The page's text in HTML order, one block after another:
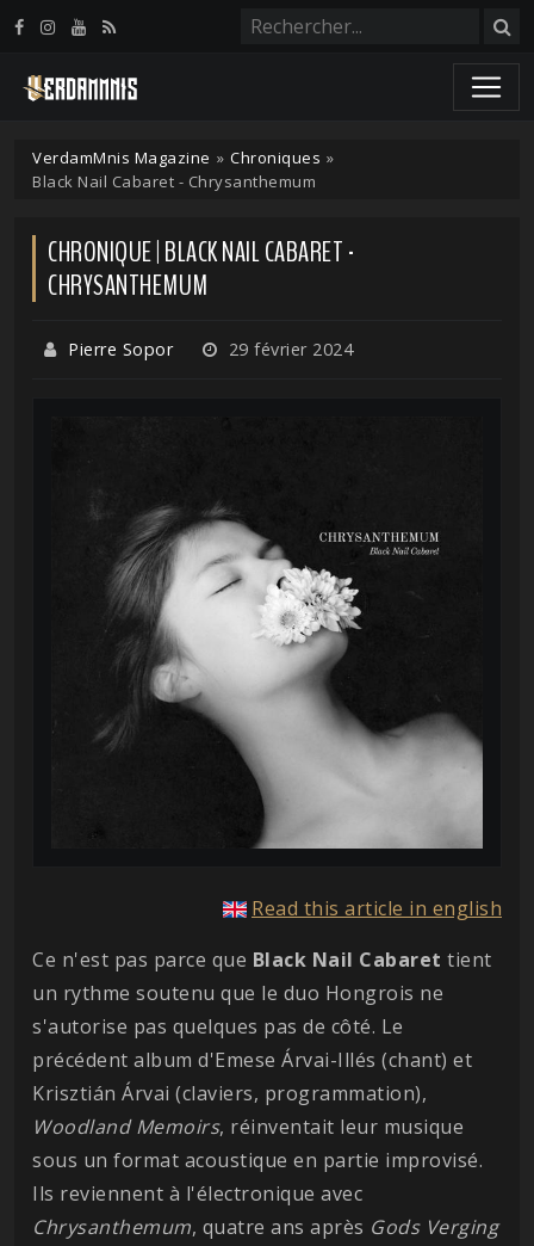
VerdamMnis Magazine » Chroniques »
Black Nail Cabaret - Chrysanthemum
CHRONIQUE | BLACK NAIL CABARET -
CHRYSANTHEMUM
Pierre Sopor 29 février 2024
Read this article in english
Ce n'est pas parce que Black Nail Cabaret tient
un rythme soutenu que le duo Hongrois ne
s'autorise pas quelques pas de côté. Le
précédent album d'Emese Árvai-Illés (chant) et
Krisztián Árvai (claviers, programmation),
Woodland Memoirs, réinventait leur musique
sous un format acoustique en partie improvisé.
Ils reviennent à l'électronique avec
Chrysanthemum, quatre ans après Gods Verging
Panneau de gestion des cookies